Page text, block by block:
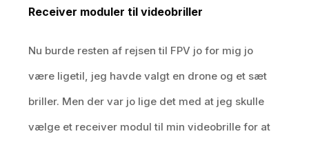
Receiver moduler til videobriller
Nu burde resten af rejsen til FPV jo for mig jo
være ligetil, jeg havde valgt en drone og et sæt
briller. Men der var jo lige det med at jeg skulle
vælge et receiver modul til min videobrille for at